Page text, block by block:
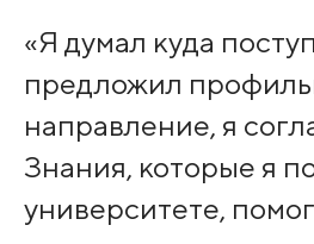
«Я думал куда
предложил
направление, я
Знания, которые я
университете,